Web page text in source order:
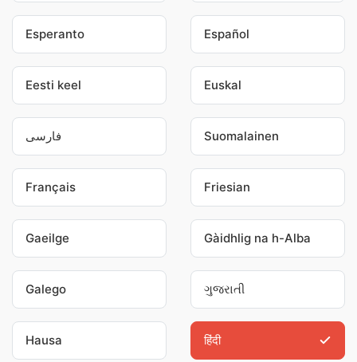
Esperanto Español
Eesti keel Euskal
فارسی Suomalainen
Français Friesian
Gaeilge Gàidhlig na h-Alba
Galego ગુજરાતી
Hausa हिंदी